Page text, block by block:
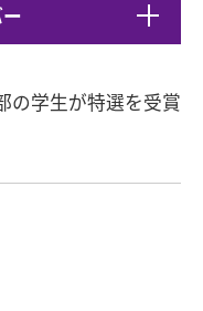
の学生が特選を受賞